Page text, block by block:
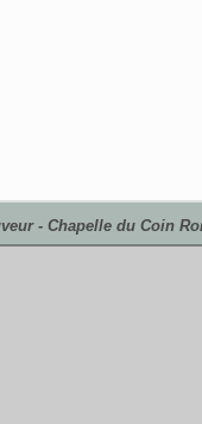
- Chapelle du Coin